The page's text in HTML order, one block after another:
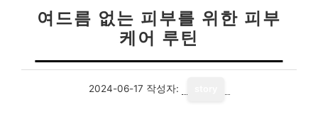
여드름 없는 피부를 위한 피부
케어 루틴
2024-06-17 작성자: